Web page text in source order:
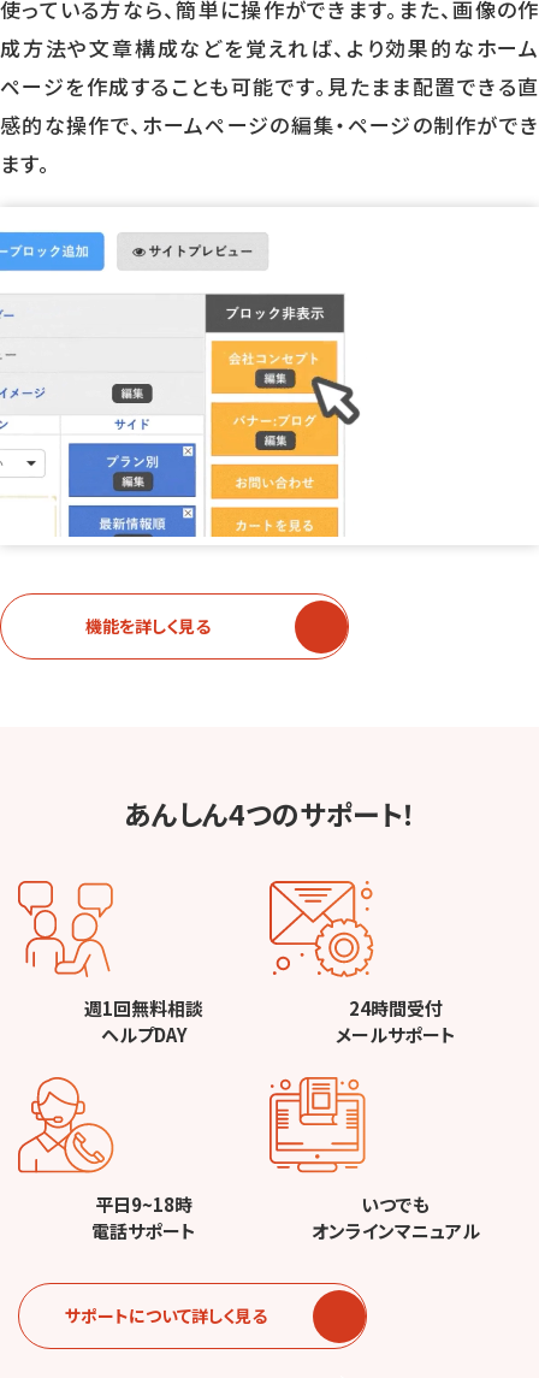
使っている方なら、簡単に操作ができます。また、画像の作
成方法や文章構成などを覚えれば、より効果的なホーム
ページを作成することも可能です。見たまま配置できる直
感的な操作で、ホームページの編集・ページの制作ができ
ます。
機能を詳しく見る
あんしん4つのサポート！
週1回無料相談
ヘルプDAY
24時間受付
メールサポート
平日9~18時
電話サポート
いつでも
オンラインマニュアル
サポートについて詳しく見る